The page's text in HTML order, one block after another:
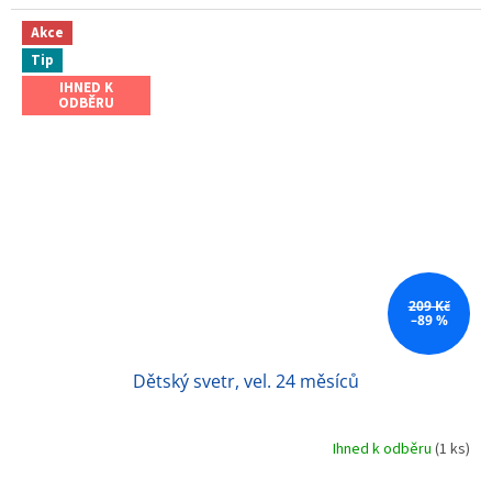
Akce
Tip
IHNED K
ODBĚRU
209 Kč
–89 %
Dětský svetr, vel. 24 měsíců
Ihned k odběru (1 ks)